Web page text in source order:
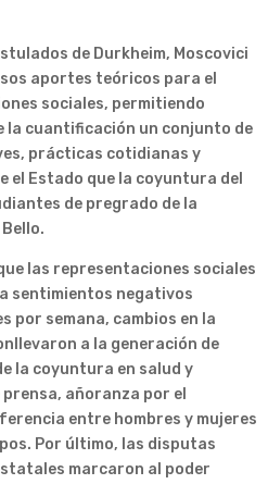
de Durkheim, Moscovici
aportes teóricos para el
sociales, permitiendo
la cuantificación un conjunto de
prácticas cotidianas y
Estado que la coyuntura del
de pregrado de la
las representaciones sociales
sentimientos negativos
por semana, cambios en la
a la generación de
la coyuntura en salud y
añoranza por el
entre hombres y mujeres
Por último, las disputas
marcaron al poder